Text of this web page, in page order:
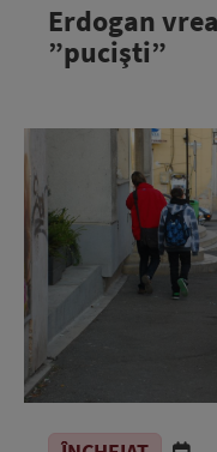
Erdogan
”pucişti”